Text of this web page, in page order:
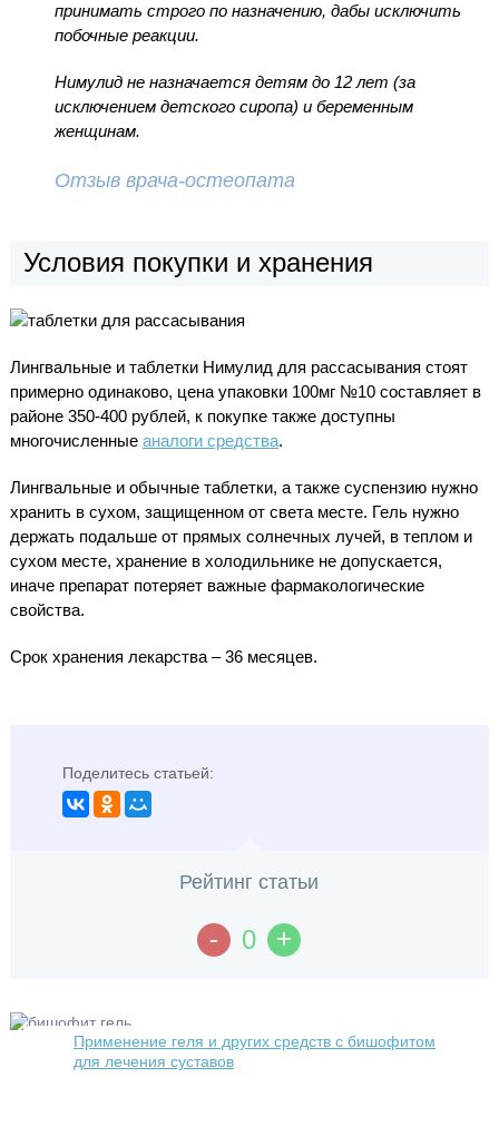
принимать строго по назначению, дабы исключить
побочные реакции.
Нимулид не назначается детям до 12 лет (за
исключением детского сиропа) и беременным
женщинам.
Отзыв врача-остеопата
Условия покупки и хранения
Лингвальные и таблетки Нимулид для рассасывания стоят
примерно одинаково, цена упаковки 100мг №10 составляет в
районе 350-400 рублей, к покупке также доступны
многочисленные аналоги средства.
Лингвальные и обычные таблетки, а также суспензию нужно
хранить в сухом, защищенном от света месте. Гель нужно
держать подальше от прямых солнечных лучей, в теплом и
сухом месте, хранение в холодильнике не допускается,
иначе препарат потеряет важные фармакологические
свойства.
Срок хранения лекарства – 36 месяцев.
Поделитесь статьей:
Рейтинг статьи
- 0 +
Применение геля и других средств с бишофитом
для лечения суставов